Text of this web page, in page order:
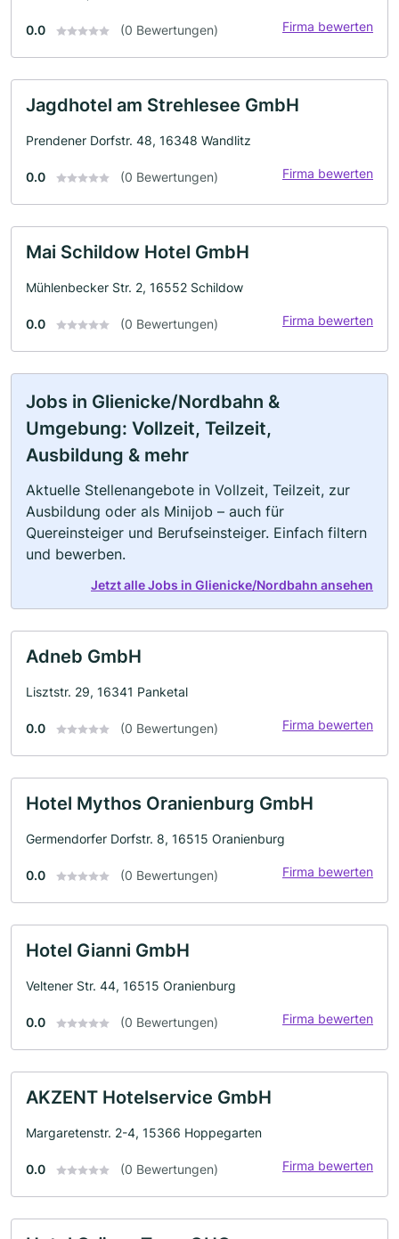
0.0 (0 Bewertungen) Firma bewerten
Jagdhotel am Strehlesee GmbH
Prendener Dorfstr. 48, 16348 Wandlitz
0.0 (0 Bewertungen) Firma bewerten
Mai Schildow Hotel GmbH
Mühlenbecker Str. 2, 16552 Schildow
0.0 (0 Bewertungen) Firma bewerten
Jobs in Glienicke/Nordbahn &
Umgebung: Vollzeit, Teilzeit,
Ausbildung & mehr
Aktuelle Stellenangebote in Vollzeit, Teilzeit, zur
Ausbildung oder als Minijob – auch für
Quereinsteiger und Berufseinsteiger. Einfach filtern
und bewerben.
Jetzt alle Jobs in Glienicke/Nordbahn ansehen
Adneb GmbH
Lisztstr. 29, 16341 Panketal
0.0 (0 Bewertungen) Firma bewerten
Hotel Mythos Oranienburg GmbH
Germendorfer Dorfstr. 8, 16515 Oranienburg
0.0 (0 Bewertungen) Firma bewerten
Hotel Gianni GmbH
Veltener Str. 44, 16515 Oranienburg
0.0 (0 Bewertungen) Firma bewerten
AKZENT Hotelservice GmbH
Margaretenstr. 2-4, 15366 Hoppegarten
0.0 (0 Bewertungen) Firma bewerten